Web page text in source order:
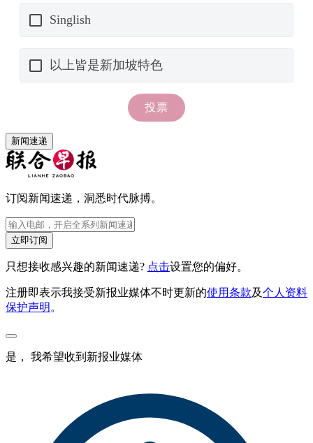
新闻速递
订阅新闻速递，洞悉时代脉搏。
立即订阅
只想接收感兴趣的新闻速递? 点击设置您的偏好。
注册即表示我接受新报业媒体不时更新的使用条款及个人资料
保护声明 。
是， 我希望收到新报业媒体